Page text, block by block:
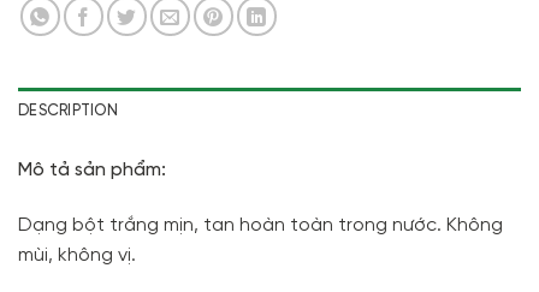
DESCRIPTION
Mô tả sản phẩm:
Dạng bột trắng mịn, tan hoàn toàn trong nước. Không
mùi, không vị.